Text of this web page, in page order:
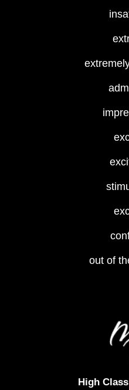
out of
High